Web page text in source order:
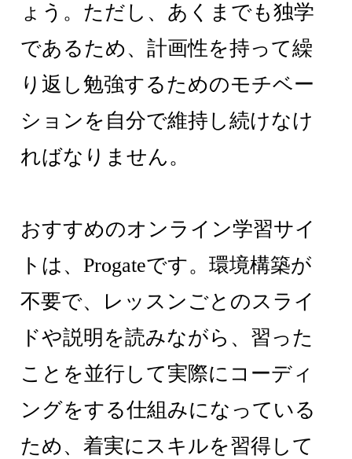
ょう。ただし、あくまでも独学
であるため、計画性を持って繰
り返し勉強するためのモチベー
ションを自分で維持し続けなけ
ればなりません。
おすすめのオンライン学習サイ
トは、Progateです。環境構築が
不要で、レッスンごとのスライ
ドや説明を読みながら、習った
ことを並行して実際にコーディ
ングをする仕組みになっている
ため、着実にスキルを習得して